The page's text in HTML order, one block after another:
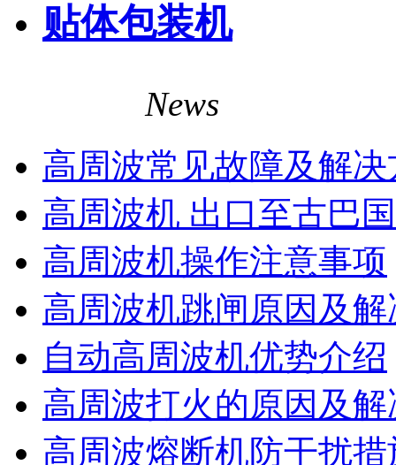
贴体包装机
News
高周波常见故障及解决
高周波机 出口至古巴
高周波机操作注意事项
高周波机跳闸原因及
自动高周波机优势介绍
高周波打火的原因及
高周波熔断机防干扰措